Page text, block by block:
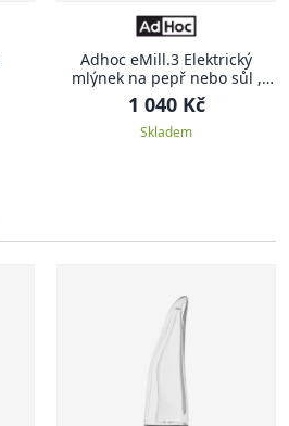
Adhoc eMill.3 Elektrický
mlýnek na pepř nebo sůl ,
světle modrý
1 040 Kč
Skladem